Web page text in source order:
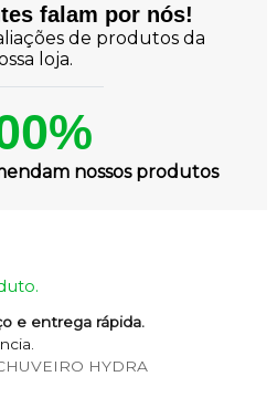
falam por nós!
de produtos da
loja.
nossos produtos
e entrega rápida.
HYDRA